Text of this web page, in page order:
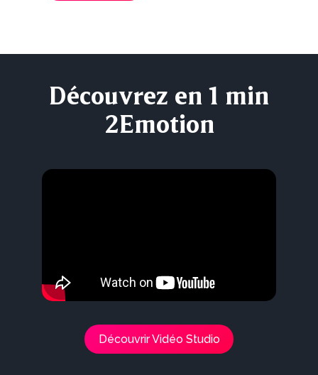
Découvrez en 1 min
2Emotion
Découvrir Vidéo Studio